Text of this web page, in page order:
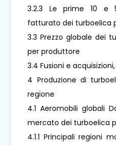
3.2.3 Le prime 10 e
fatturato dei turboelica
3.3 Prezzo globale dei
per produttore
3.4 Fusioni e
4 Produzione di
regione
4.1 Aeromobili globali
mercato dei turboelica
4.1.1 Principali regioni